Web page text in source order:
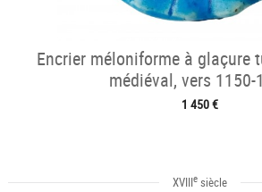
Encrier méloniforme à glaçure
médiéval, vers 1150-
1 450 €
XVIIIe siècle